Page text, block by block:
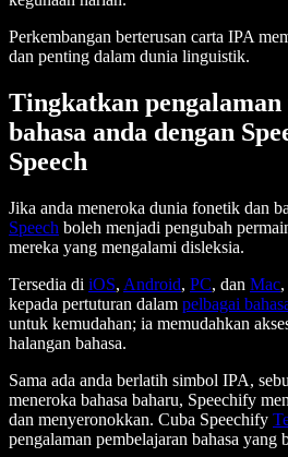
Perkembangan berterusan carta IPA
dan penting dalam dunia linguistik.
Tingkatkan
bahasa anda dengan
Speech
Jika anda meneroka dunia fonetik dan
Speech boleh menjadi pengubah
mereka yang mengalami disleksia.
Tersedia di iOS, Android, PC, dan Mac
kepada pertuturan dalam pelbagai
untuk kemudahan; ia memudahkan
halangan bahasa.
Sama ada anda berlatih simbol IPA,
meneroka bahasa baharu, Speechify
dan menyeronokkan. Cuba Speechify
pengalaman pembelajaran bahasa yang